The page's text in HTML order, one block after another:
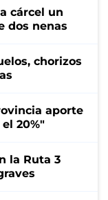
cárcel un
dos nenas
chorizos
aporte
20%"
la Ruta 3